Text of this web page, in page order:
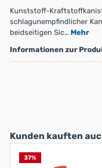
Kunststoff-
schlagunempfindlicher
beidseitigen Sic… Mehr
Informationen zur
Produktgalerie
Kunden kauften
37%